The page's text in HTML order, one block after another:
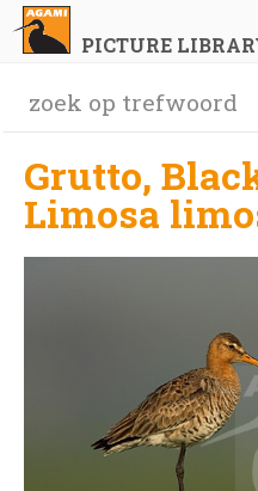
PICTURE
Grutto,
Limosa